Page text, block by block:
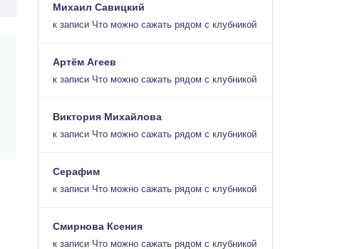
Михаил Савицкий
к записи Что можно сажать рядом с клубникой
Артём Агеев
к записи Что можно сажать рядом с клубникой
Виктория Михайлова
к записи Что можно сажать рядом с клубникой
Серафим
к записи Что можно сажать рядом с клубникой
Смирнова Ксения
к записи Что можно сажать рядом с клубникой